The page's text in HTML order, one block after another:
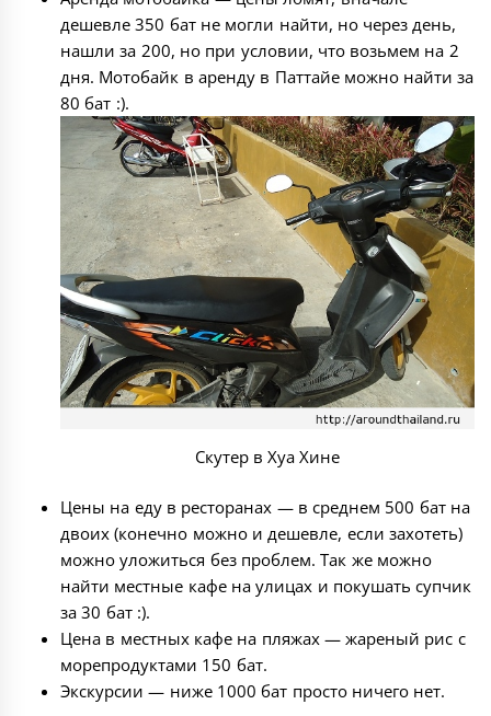
дешевле 350 бат не могли найти, но через день,
нашли за 200, но при условии, что возьмем на 2
дня. Мотобайк в аренду в Паттайеможно найти за
80 бат :).
Скутер в Хуа Хине
Цены на еду в ресторанах — в среднем 500 бат на
двоих (конечно можно и дешевле, если захотеть)
можно уложиться без проблем. Так же можно
найти местные кафе на улицах и покушать супчик
за 30 бат :).
Цена в местных кафе на пляжах — жареный рис с
морепродуктами 150 бат.
Экскурсии — ниже 1000 бат просто ничего нет.